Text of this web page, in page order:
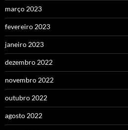
março 2023
fevereiro 2023
janeiro 2023
dezembro 2022
novembro 2022
outubro 2022
agosto 2022